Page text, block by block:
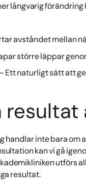
långvarig förändring
avståndet mellan
större läppar
Ett naturligt sätt att
handlar inte bara om
kan vi gå
utförs
resultat.